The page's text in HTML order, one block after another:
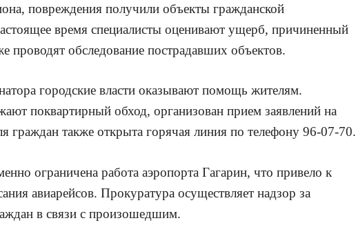
повреждения получили объекты гражданской
время специалисты оценивают ущерб, причиненный
проводят обследование пострадавших объектов.
городские власти оказывают помощь жителям.
поквартирный обход, организован прием заявлений на
граждан также открыта горячая линия по телефону 96-07-70.
ограничена работа аэропорта Гагарин, что привело к
авиарейсов. Прокуратура осуществляет надзор за
в связи с произошедшим.